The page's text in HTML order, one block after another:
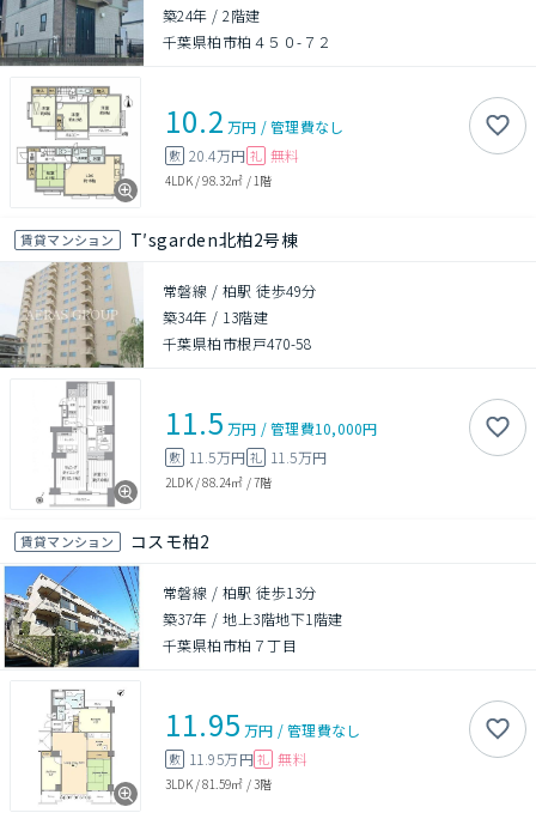
築24年 /2階建
千葉県柏市柏４５０-７２
10.2 万円 /管理費なし
敷 20.4万円 礼 無料
4LDK/98.32㎡ / 1階
賃貸マンション T′sgarden北柏2号棟
常磐線 / 柏駅 徒歩49分
築34年 / 13階建
千葉県柏市根戸470-58
11.5 万円 /管理費10,000円
敷 11.5万円 礼 11.5万円
2LDK/88.24㎡ /7階
賃貸マンション コスモ柏2
常磐線 / 柏駅 徒歩13分
築37年 /地上3階地下1階建
千葉県柏市柏７丁目
11.95 万円 /管理費なし
敷 11.95万円 礼 無料
3LDK/81.59㎡ /3階